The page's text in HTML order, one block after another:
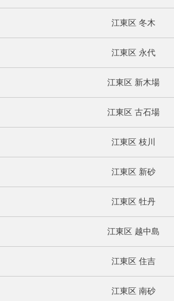
江東区 冬木
江東区 永代
江東区 新木場
江東区 古石場
江東区 枝川
江東区 新砂
江東区 牡丹
江東区 越中島
江東区 住吉
江東区 南砂